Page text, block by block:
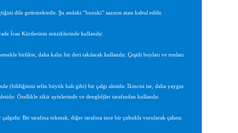
dile getirmektedir. Şu andaki “buzuki” sazının atası kabul edilir.
İran Kürtlerinin müziklerinde kullanılır.
birlikte, daha kalın bir deri takılarak kullanılır. Çeşitli boyları ve tonları
(bildiğimiz tefin büyük hali gibi) bir çalgı aletidır. İkincisi ise, daha yaygın
Özellikle zikir ayinlerinde ve dengbêjler tarafından kullanılır.
Bir tarafına tokmak, diğer tarafına ince bir çubukla vurularak çalınır.